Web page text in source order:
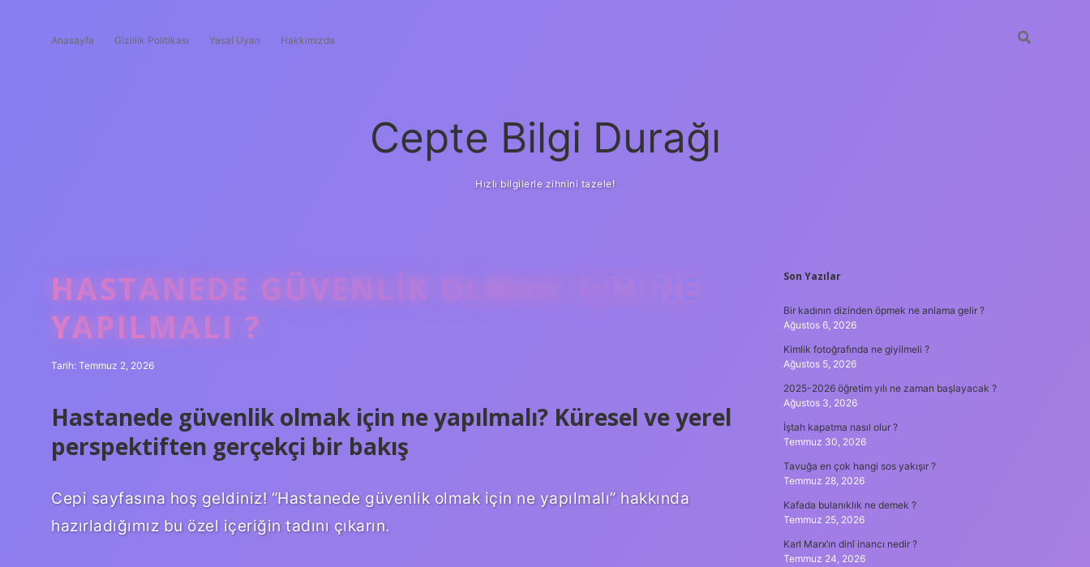
Anasayfa Gizlilik Politikası Yasal Uyarı Hakkımızda
Cepte Bilgi Durağı
Hızlı bilgilerle zihnini tazele!
HASTANEDE GÜVENLIK OLMAK IÇIN NE
YAPILMALI ?
Tarih: Temmuz 2, 2026
Hastanede güvenlik olmak için ne yapılmalı? Küresel ve yerel
perspektiften gerçekçi bir bakış
Cepi sayfasına hoş geldiniz! “Hastanede güvenlik olmak için ne yapılmalı” hakkında
hazırladığımız bu özel içeriğin tadını çıkarın.
SIDEBAR
Son Yazılar
Bir kadının dizinden öpmek ne anlama gelir ?
Ağustos 6, 2026
Kimlik fotoğrafında ne giyilmeli ?
Ağustos 5, 2026
2025-2026 öğretim yılı ne zaman başlayacak ?
Ağustos 3, 2026
İştah kapatma nasıl olur ?
Temmuz 30, 2026
Tavuğa en çok hangi sos yakışır ?
Temmuz 28, 2026
Kafada bulanıklık ne demek ?
Temmuz 25, 2026
Karl Marx’ın dinî inancı nedir ?
Temmuz 24, 2026